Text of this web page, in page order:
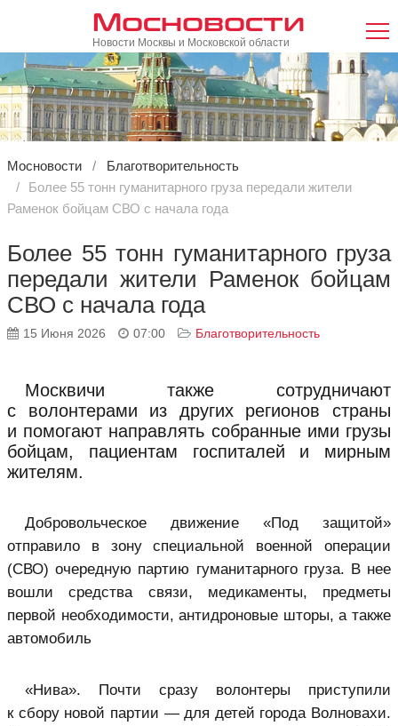
Мосновости
Новости Москвы и Московской области
Мосновости
Благотворительность
Более 55 тонн гуманитарного груза передали жители
Раменок бойцам СВО с начала года
Более 55 тонн гуманитарного груза
передали жители Раменок бойцам
СВО с начала года
15 Июня 2026 07:00 Благотворительность
Москвичи также сотрудничают
с волонтерами из других регионов страны
и помогают направлять собранные ими грузы
бойцам, пациентам госпиталей и мирным
жителям.
Добровольческое движение «Под защитой»
отправило в зону специальной военной операции
(СВО) очередную партию гуманитарного груза. В нее
вошли средства связи, меди­каменты, предметы
первой необходимости, антидроновые шторы, а также
автомобиль
«Нива». Почти сразу волонтеры приступили
к сбору новой партии — для детей города Волновахи.